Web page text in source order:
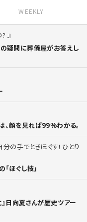
WEEKLY
?
の疑問に葬儀屋がお答えし
顔を見れば99%わかる。
の手でときほぐす! ひとり
ほぐし技」
』日向夏さんが歴史ツアー